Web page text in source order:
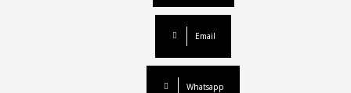
Email
Whatsapp